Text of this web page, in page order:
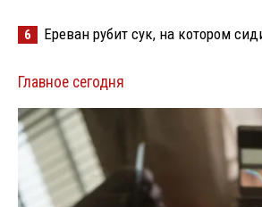
6 Ереван рубит сук, на котором
Главное сегодня